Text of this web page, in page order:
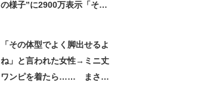
の様子”に2900万表示「そう
「その体型でよく脚出せるよ
ね」と言われた女性→ミニ丈
ワンピを着たら…… まさか